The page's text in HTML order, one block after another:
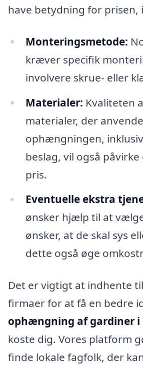
have betydning for prisen,
Monteringsmetode:
kræver specifik
involvere skrue- eller
Materialer: Kvaliteten
materialer, der
ophængningen,
beslag, vil også
pris.
Eventuelle ekstra
ønsker hjælp til at
ønsker, at de skal sys
dette også øge
Det er vigtigt at indhente
firmaer for at få en bedre
ophængning af gardiner i
koste dig. Vores platform
finde lokale fagfolk, der